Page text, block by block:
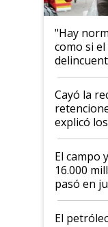
"Hay
como si
al
habló del
Cayó la
explicó
El campo
16.000
pasó en
El